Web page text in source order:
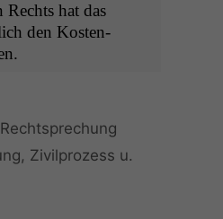
hat das
den Kosten­
Rechtsprechung
, Zivilprozess u.